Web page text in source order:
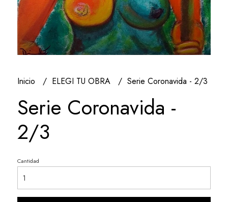
Inicio ELEGI TU OBRA Serie Coronavida - 2/3
Serie Coronavida -
2/3
Cantidad